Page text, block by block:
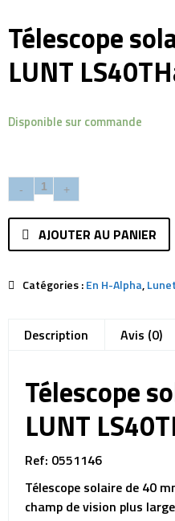
Télescope
LUNT
Disponible sur commande
AJOUTER AU PANIER
Catégories :En H-Alpha,
Description Avis (0)
Télescope
LUNT
Ref: 0551146
Télescope solaire de 40
champ de vision plus